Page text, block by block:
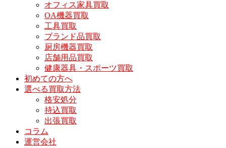
オフィス家具買取
OA機器買取
工具買取
ブランド品買取
厨房機器買取
店舗用品買取
健康器具・スポーツ買取
初めての方へ
選べる買取方法
格安処分
持込買取
出張買取
コラム
運営会社